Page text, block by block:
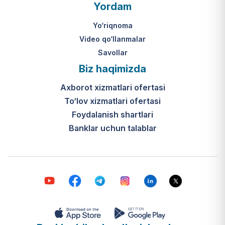
O‘zbekiston Respublikasi Vazirlar
316-son qarori hamda Prezidentning
PQ-410-son qarori.
Ijtimoiy qo‘llab-quvvatlash
markazlari (IQQM) o‘zi nima?
Bular ilgarigi “Saxovat” keksalar va
nogironligi bo‘lgan shaxslar uchun
internat uylari hamda Urush va
mehnat faxriylari pansionatining
Yordam
Yo‘riqnoma
Video qo‘llanmalar
Savollar
Biz haqimizda
Axborot xizmatlari ofertasi
To‘lov xizmatlari ofertasi
Foydalanish shartlari
Banklar uchun talablar